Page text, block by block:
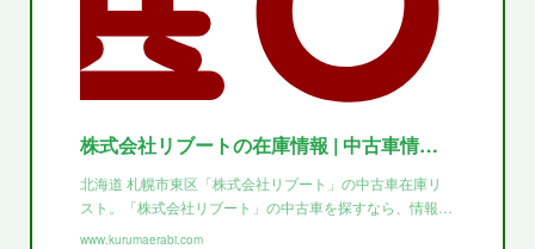
株式会社リブートの在庫情報 | 中古車情報・中古車検索なら 【車選びドットコム（車選び.com）】
北海道 札幌市東区「株式会社リブート」の中古車在庫リ
スト。「株式会社リブート」の中古車を探すなら、情報…
www.kurumaerabi.com